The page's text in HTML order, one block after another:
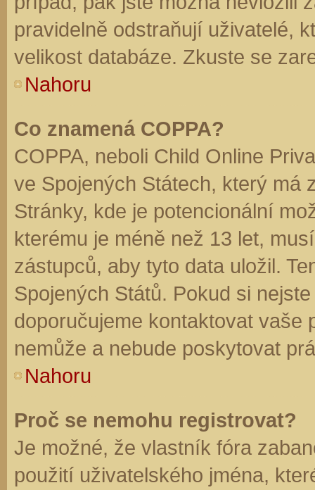
pravidelně odstraňují uživatelé,
velikost databáze. Zkuste se
Nahoru
Co znamená COPPA?
COPPA, neboli Child Online
ve Spojených Státech, který má
Stránky, kde je potencionální
kterému je méně než 13 let,
zástupců, aby tyto data uložil.
Spojených Států. Pokud si
doporučujeme kontaktovat vaše
nemůže a nebude poskytovat
Nahoru
Proč se nemohu registrovat?
Je možné, že vlastník fóra
použití uživatelského jména,